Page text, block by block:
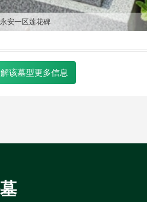
永安一区莲花碑
该墓型更多信息